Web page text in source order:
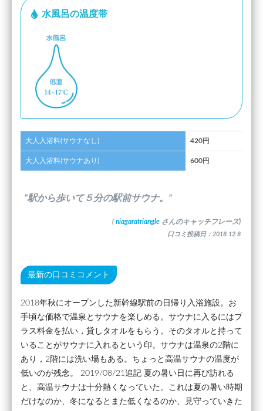
水風呂の温度帯
大人入浴料(サウナなし) 420円
大人入浴料(サウナあり) 600円
”駅から歩いて５分の駅前サウナ。”
( niagaratriangle さんのキャッチフレーズ)
口コミ投稿日：2018.12.8
最新の口コミコメント
2018年秋にオープンした新幹線駅前の日帰り入浴施設。お
手頃な価格で温泉とサウナを楽しめる。サウナに入るにはプ
ラス料金を払い，貸しタオルをもらう。そのタオルと持って
いることがサウナに入れるという印。サウナは温泉の2階に
あり，2階には洗い場もある。ちょっと高温サウナの温度が
低いのが残念。 2019/08/21追記 夏の暑い日に再び訪れる
と、高温サウナは十分熱くなっていた。これは夏の暑い時期
だけなのか、冬になるとまた低くなるのか、見守っていきた